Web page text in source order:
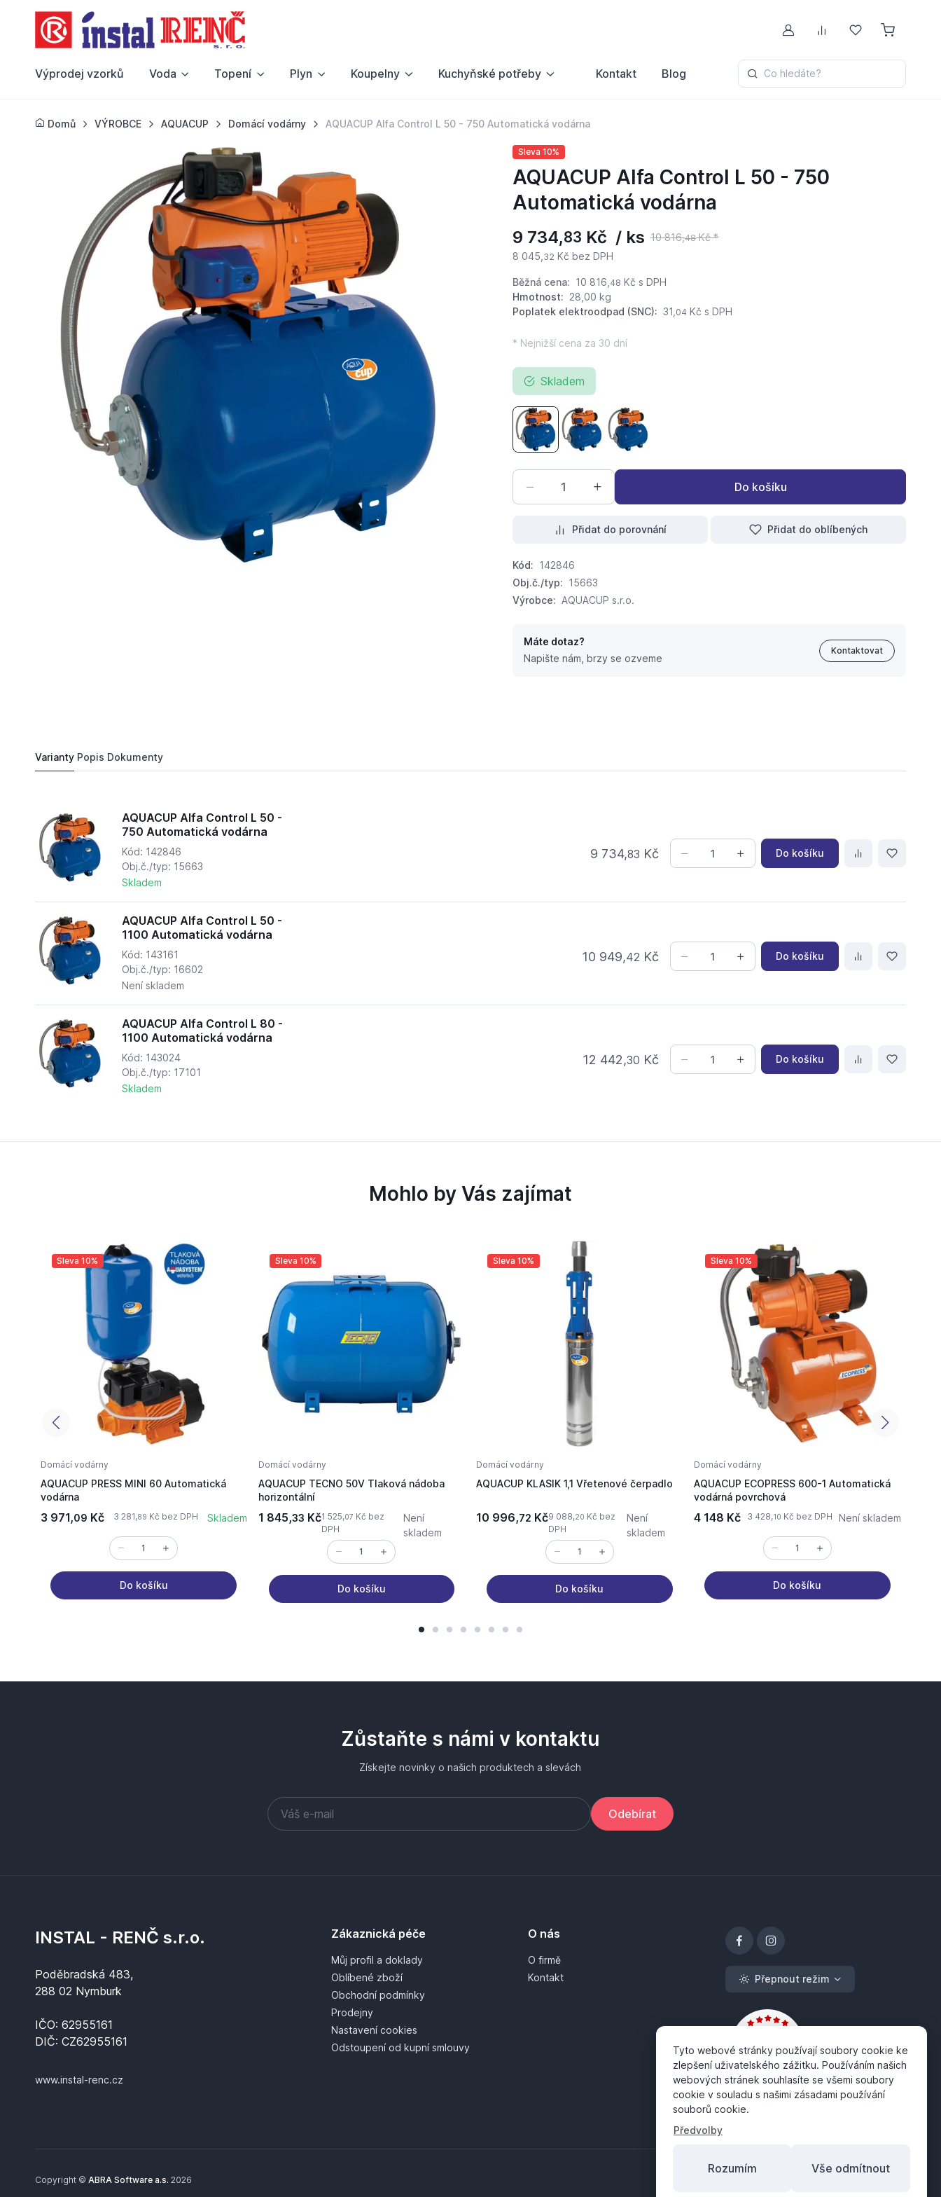
Můj účetPorovnávání
Oblíbené
Výprodej vzorků Voda Topení Plyn Koupelny Kuchyňské potřeby Kontakt Blog Co hledáte?
Domů VÝROBCE AQUACUP Domácí vodárny AQUACUP Alfa Control L 50 - 750 Automatická vodárna
Sleva 10%
AQUACUP Alfa Control L 50 - 750
Automatická vodárna
9 734,83 Kč / ks 10 816,48Kč *
8 045, 32 Kč bez DPH
Běžná cena: 10 816, 48 Kč s DPH
Hmotnost: 28,00 kg
Poplatek elektroodpad (SNC): 31, 04 Kč s DPH
* Nejnižší cena za 30 dní
Skladem
AQUACUP Alfa Control L 50 - 750 Automatická vodárna
AQUACUP Alfa Control L 50 - 1100 Automatická vodárna
AQUACUP Alfa Control L 80 - 1100 Automatická vodárna
Do košíku
Přidat do porovnání Přidat do oblíbených
Kód: 142846
Obj.č./typ: 15663
Výrobce: AQUACUP s.r.o.
Máte dotaz?
Napište nám, brzy se ozveme
Kontaktovat
Varianty Popis Dokumenty
AQUACUP Alfa Control L 50 -
750 Automatická vodárna
Kód: 142846
Obj.č./typ: 15663
Skladem
9 734,83 Kč Do košíku
AQUACUP Alfa Control L 50 -
1100 Automatická vodárna
Kód: 143161
Obj.č./typ: 16602
Není skladem
10 949,42 Kč Do košíku
AQUACUP Alfa Control L 80 -
1100 Automatická vodárna
Kód: 143024
Obj.č./typ: 17101
Skladem
12 442,30 Kč Do košíku
Mohlo by Vás zajímat
Sleva 10%
Domácí vodárny
AQUACUP PRESS MINI 60 Automatická
vodárna
3 971,09 Kč 3 281,89 Kč bez DPH Skladem
Do košíku
Sleva 10%
Domácí vodárny
AQUACUP TECNO 50V Tlaková nádoba
horizontální
1 845,33 Kč1 525,07 Kč bez
DPH
Není
skladem
Do košíku
Sleva 10%
Domácí vodárny
AQUACUP KLASIK 1,1 Vřetenové čerpadlo
10 996,72 Kč9 088,20 Kč bez
DPH
Není
skladem
Do košíku
Sleva 10%
Domácí vodárny
AQUACUP ECOPRESS 600-1 Automatická
vodárná povrchová
4 148 Kč 3 428,10 Kč bez DPH Není skladem
Do košíku
Zůstaňte s námi v kontaktu
Získejte novinky o našich produktech a slevách
Odebírat
INSTAL - RENČ s.r.o.
Poděbradská 483,
288 02 Nymburk
IČO: 62955161
DIČ: CZ62955161
www.instal-renc.cz
Zákaznická péče
Můj profil a doklady
Oblíbené zboží
Obchodní podmínky
Prodejny
Nastavení cookies
Odstoupení od kupní smlouvy
O nás
O firmě
Kontakt
Přepnout režim
Copyright © ABRA Software a.s. 2026
Tyto webové stránky používají soubory cookie ke
zlepšení uživatelského zážitku. Používáním našich
webových stránek souhlasíte se všemi soubory
cookie v souladu s našimi zásadami používání
souborů cookie.
Předvolby
Rozumím Vše odmítnout